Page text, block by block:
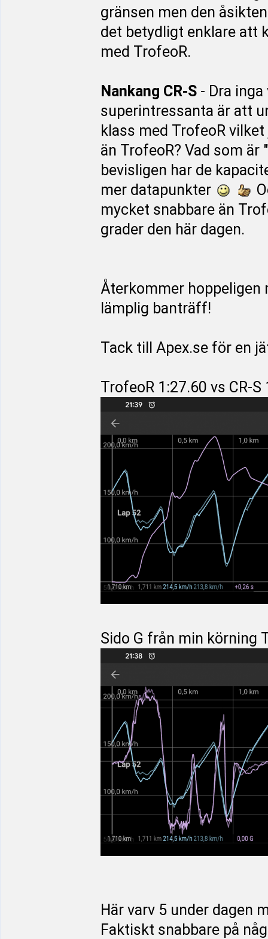
gränsen men den
det betydligt enklare att
med TrofeoR.
Nankang CR-S - Dra
superintressanta är att
klass med TrofeoR
än TrofeoR? Vad som
bevisligen har de
mer datapunkter
mycket snabbare än
grader den här dagen.
Återkommer hoppeligen
lämplig banträff!
Tack till Apex.se för en
TrofeoR 1:27.60 vs CR-S
Sido G från min körning
Här varv 5 under dagen
Faktiskt snabbare på